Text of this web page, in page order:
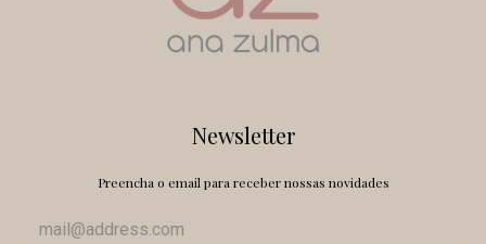
Newsletter
Preencha o email para receber nossas novidades